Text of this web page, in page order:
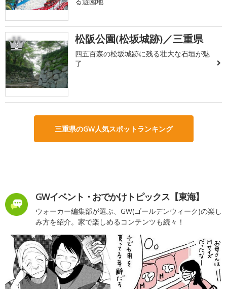
2 松阪公園(松坂城跡)／三重県
四五百森の松坂城跡に残る壮大な石垣が魅
了
三重県のGW人気スポットランキング
GWイベント・おでかけトピックス【東海】
ウォーカー編集部が選ぶ、GW(ゴールデンウィーク)の楽し
み方を紹介。家で楽しめるコンテンツも続々！